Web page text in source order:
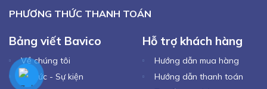
PHƯƠNG THỨC THANH TOÁN
Bảng viết Bavico
Về chúng tôi
Tin tức - Sự kiện
Hỗ trợ khách hàng
Hướng dẫn mua hàng
Hướng dẫn thanh toán